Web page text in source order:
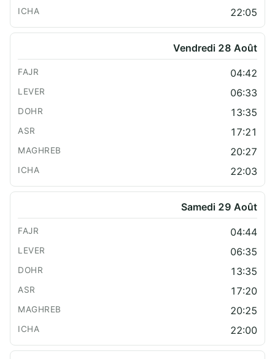
22:05
Vendredi 28 Août
04:42
06:33
13:35
17:21
20:27
22:03
Samedi 29 Août
04:44
06:35
13:35
17:20
20:25
22:00